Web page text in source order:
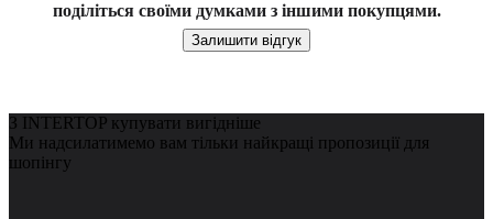
поділіться своїми думками з іншими покупцями.
Залишити відгук
З INTERTOP купувати вигідніше
Ми надсилатимемо вам тільки найкращі пропозиції для
шопінгу